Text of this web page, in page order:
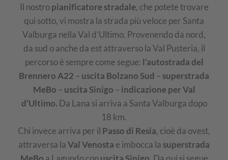
Il nostropianificatore stradale, che potete trovare
qui sotto, vi mostra la strada più veloce per Santa
Valburga nella Val d’Ultimo. Provenendo da nord,
da sud o anche da est attraverso la Val Pusteria, il
percorso è sempre come segue: l’autostrada del
Brennero A22 – uscita Bolzano Sud – superstrada
MeBo – uscita Sinigo – indicazione per Val
d’Ultimo. Da Lana si arriva a Santa Valburga dopo
18 km.
Chi invece arriva per il Passo di Resia, cioè da ovest,
attraversa laVal Venosta e imbocca la superstrada